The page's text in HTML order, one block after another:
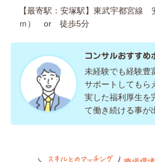
【最寄駅：安塚駅】東武宇都宮線
ｍ） or 徒歩5分
コンサルおすすめ
未経験でも経験豊
サポートしてもら
実した福利厚生を
て働き続ける事が